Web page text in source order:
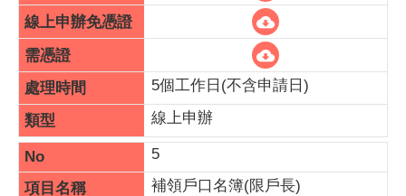
5個工作日(不含申請日)
線上申辦
5
補領戶口名簿(限戶長)